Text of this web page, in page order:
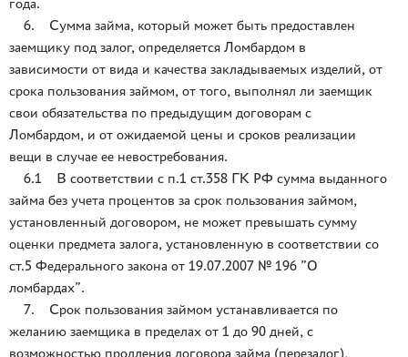
года.
6. Сумма займа, который может быть предоставлен
заемщику под залог, определяется Ломбардом в
зависимости от вида и качества закладываемых изделий, от
срока пользования займом, от того, выполнял ли заемщик
свои обязательства по предыдущим договорам с
Ломбардом, и от ожидаемой цены и сроков реализации
вещи в случае ее невостребования.
6.1 В соответствии с п.1 ст.358 ГК РФ сумма выданного
займа без учета процентов за срок пользования займом,
установленный договором, не может превышать сумму
оценки предмета залога, установленную в соответствии со
ст.5 Федерального закона от 19.07.2007 № 196 ”О
ломбардах”.
7. Срок пользования займом устанавливается по
желанию заемщика в пределах от 1 до 90 дней, с
возможностью продления договора займа (перезалог),